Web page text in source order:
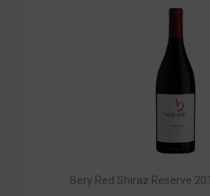
Bery Red Shiraz Reserve